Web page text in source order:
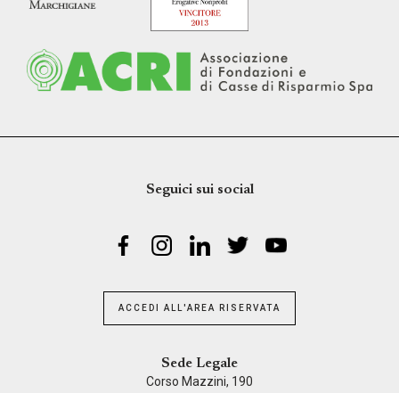
Seguici sui social
ACCEDI ALL'AREA RISERVATA
Sede Legale
Corso Mazzini, 190